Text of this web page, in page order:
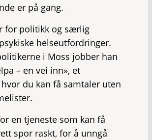
er på gang.
for politikk og særlig
helseutfordringer.
i Moss jobber han
– en vei inn», et
du kan få samtaler uten
en tjeneste som kan få
spor raskt, for å unngå